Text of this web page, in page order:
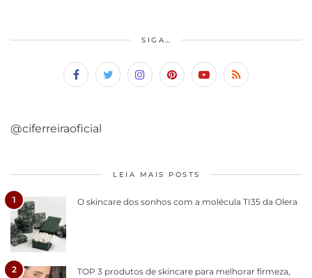
SIGA…
@ciferreiraoficial
LEIA MAIS POSTS
1 O skincare dos sonhos com a molécula TI35 da Olera
2
TOP 3 produtos de skincare para melhorar firmeza,